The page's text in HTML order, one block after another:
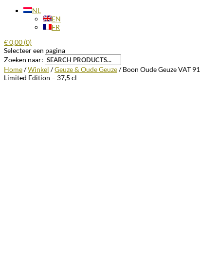
NL
EN
FR
€0,00 (0)
Selecteer een pagina
Zoeken naar:
Home/Winkel /Geuze & Oude Geuze/ Boon Oude Geuze VAT 91
Limited Edition – 37,5 cl